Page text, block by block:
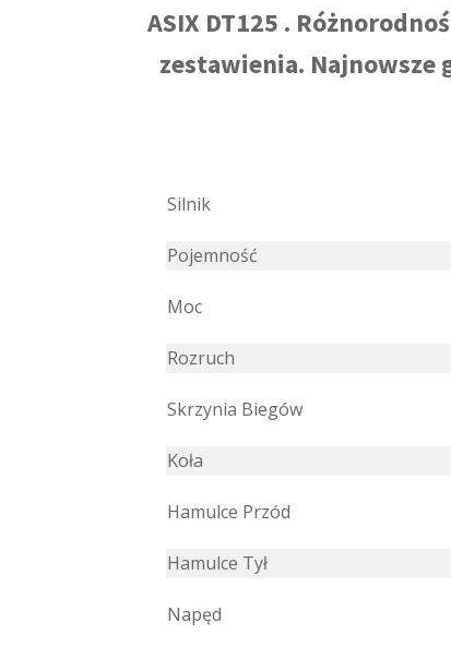
ASIX DT125 .
zestawienia. Najnowsze
Silnik
Pojemność
Moc
Rozruch
Skrzynia Biegów
Koła
Hamulce Przód
Hamulce Tył
Napęd